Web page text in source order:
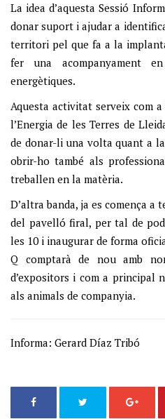
La idea d’aquesta Sessió
donar suport i ajudar a
territori pel que fa a la
fer una acompanyament
energètiques.
Aquesta activitat serveix com
l’Energia de les Terres de
de donar-li una volta quant a
obrir-ho també als
treballen en la matèria.
D’altra banda, ja es comença
del pavelló firal, per tal de
les 10 i inaugurar de forma
Q comptarà de nou amb
d’expositors i com a principal
als animals de companyia.
Informa: Gerard Díaz Tribó